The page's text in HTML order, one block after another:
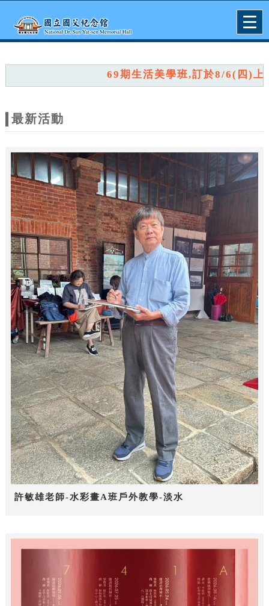
網
站
主
題
69期生活美學班,訂於8/6(四)上午9
最新活動
許敏雄老師-水彩畫A班戶外教學-淡水